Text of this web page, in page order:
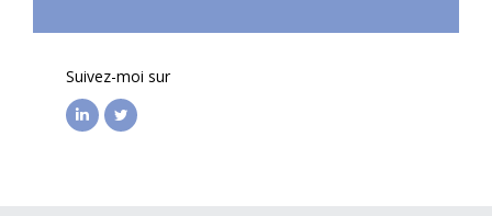
Suivez-moi sur